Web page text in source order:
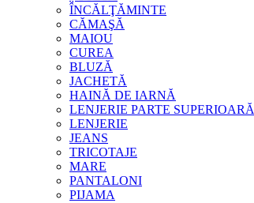
ÎNCĂLŢĂMINTE
CĂMAŞĂ
MAIOU
CUREA
BLUZĂ
JACHETĂ
HAINĂ DE IARNĂ
LENJERIE PARTE SUPERIOARĂ
LENJERIE
JEANS
TRICOTAJE
MARE
PANTALONI
PIJAMA